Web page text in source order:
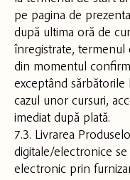
pe pagina de
după ultima oră de
înregistrate, termenul
din momentul
exceptând
cazul unor cursuri,
imediat după plată.
7.3. Livrarea
digitale/electronice
electronic prin